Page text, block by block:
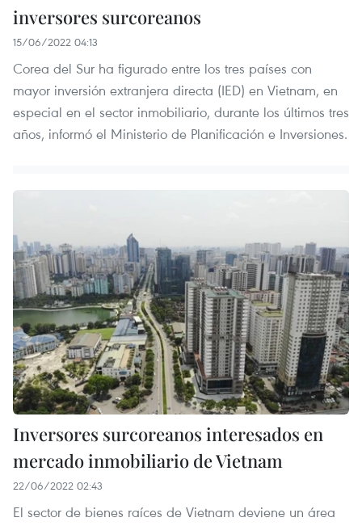
inversores surcoreanos
15/06/2022 04:13
Corea del Sur ha figurado entre los tres países con
mayor inversión extranjera directa (IED) en Vietnam, en
especial en el sector inmobiliario, durante los últimos tres
años, informó el Ministerio de Planificación e Inversiones.
Inversores surcoreanos interesados en
mercado inmobiliario de Vietnam
22/06/2022 02:43
El sector de bienes raíces de Vietnam deviene un área